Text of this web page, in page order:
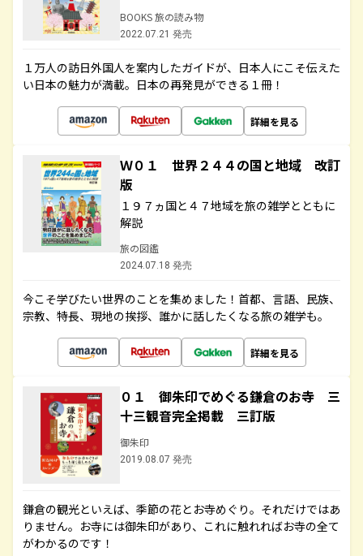
BOOKS 旅の読み物
2022.07.21 発売
１万人の訪日外国人を案内したガイドが、日本人にこそ伝えた
い日本の魅力が満載。日本の再発見ができる１冊！
詳細を見る
Ｗ０１ 世界２４４の国と地域 改訂
版
１９７ヵ国と４７地域を旅の雑学とともに
解説
旅の図鑑
2024.07.18 発売
今こそ学びたい世界のことを集めました！首都、言語、民族、
宗教、特長、現地の挨拶、誰かに話したくなる旅の雑学も。
詳細を見る
０１ 御朱印でめぐる鎌倉のお寺 三
十三観音完全掲載 三訂版
御朱印
2019.08.07 発売
鎌倉の観光といえば、季節の花とお寺めぐり。それだけではあ
りません。お寺には御朱印があり、これに触れればお寺の全て
がわかるのです！